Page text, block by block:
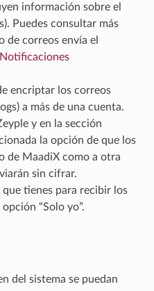
información sobre el
Puedes consultar más
de correos envía el
Notificaciones
encriptar los correos
a más de una cuenta.
y en la sección
la opción de que los
de MaadiX como a otra
sin cifrar.
tienes para recibir los
“Solo yo”.
del sistema se puedan